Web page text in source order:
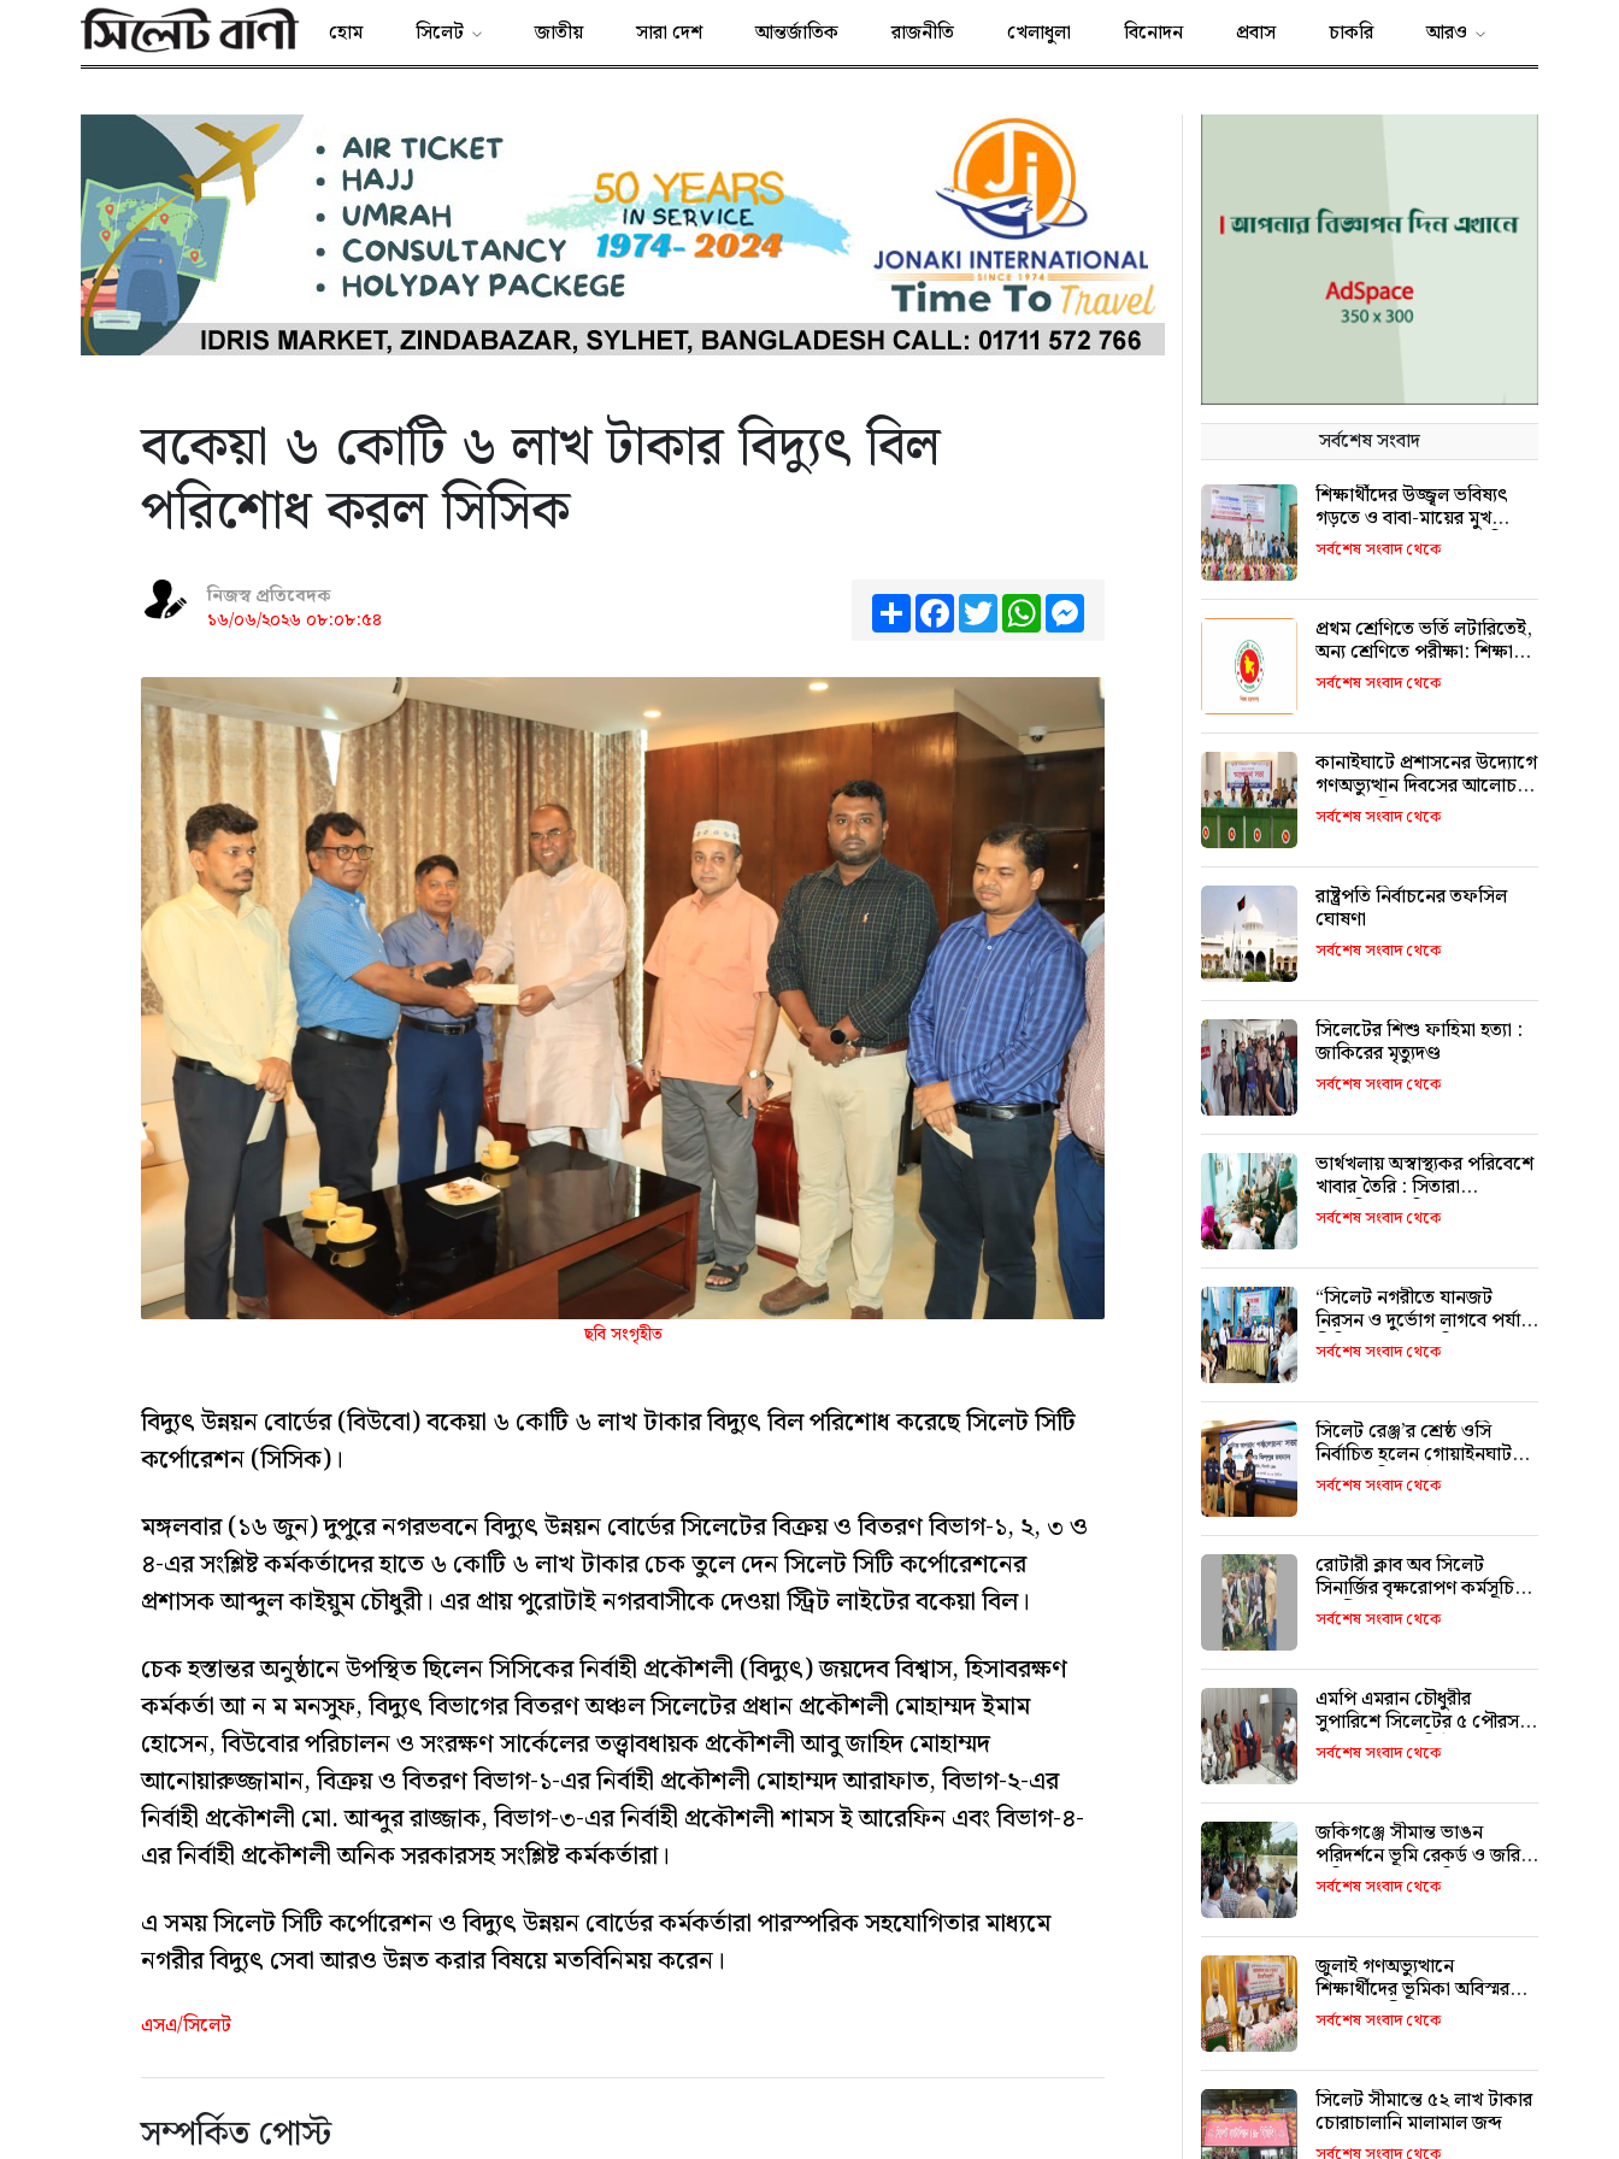
হোম সিলেট জাতীয় সারা দেশ আন্তর্জাতিক রাজনীতি খেলাধুলা বিনোদন প্রবাস চাকরি আরও
বকেয়া ৬ কোটি ৬ লাখ টাকার বিদ্যুৎ বিল
পরিশোধ করল সিসিক
নিজস্ব প্রতিবেদক
১৬/০৬/২০২৬ ০৮:০৮:৫৪
ShareFacebook
TwitterWhatsApp
ছবি সংগৃহীত
বিদ্যুৎ উন্নয়ন বোর্ডের (বিউবো) বকেয়া ৬ কোটি ৬ লাখ টাকার বিদ্যুৎ বিল পরিশোধ করেছে সিলেট সিটি
কর্পোরেশন (সিসিক)।
মঙ্গলবার (১৬ জুন) দুপুরে নগরভবনে বিদ্যুৎ উন্নয়ন বোর্ডের সিলেটের বিক্রয় ও বিতরণ বিভাগ-১, ২, ৩ ও
৪-এর সংশ্লিষ্ট কর্মকর্তাদের হাতে ৬ কোটি ৬ লাখ টাকার চেক তুলে দেন সিলেট সিটি কর্পোরেশনের
প্রশাসক আব্দুল কাইয়ুম চৌধুরী। এর প্রায় পুরোটাই নগরবাসীকে দেওয়া স্ট্রিট লাইটের বকেয়া বিল।
চেক হস্তান্তর অনুষ্ঠানে উপস্থিত ছিলেন সিসিকের নির্বাহী প্রকৌশলী (বিদ্যুৎ) জয়দেব বিশ্বাস, হিসাবরক্ষণ
কর্মকর্তা আ ন ম মনসুফ, বিদ্যুৎ বিভাগের বিতরণ অঞ্চল সিলেটের প্রধান প্রকৌশলী মোহাম্মদ ইমাম
হোসেন, বিউবোর পরিচালন ও সংরক্ষণ সার্কেলের তত্ত্বাবধায়ক প্রকৌশলী আবু জাহিদ মোহাম্মদ
আনোয়ারুজ্জামান, বিক্রয় ও বিতরণ বিভাগ-১-এর নির্বাহী প্রকৌশলী মোহাম্মদ আরাফাত, বিভাগ-২-এর
নির্বাহী প্রকৌশলী মো. আব্দুর রাজ্জাক, বিভাগ-৩-এর নির্বাহী প্রকৌশলী শামস ই আরেফিন এবং বিভাগ-৪-
এর নির্বাহী প্রকৌশলী অনিক সরকারসহ সংশ্লিষ্ট কর্মকর্তারা।
এ সময় সিলেট সিটি কর্পোরেশন ও বিদ্যুৎ উন্নয়ন বোর্ডের কর্মকর্তারা পারস্পরিক সহযোগিতার মাধ্যমে
নগরীর বিদ্যুৎ সেবা আরও উন্নত করার বিষয়ে মতবিনিময় করেন।
এসএ/সিলেট
সম্পর্কিত পোস্ট
সর্বশেষ সংবাদ
শিক্ষার্থীদের উজ্জ্বল ভবিষ্যৎ
গড়তে ও বাবা-মায়ের মুখ
উজ্জ্বল করতে কার্যকর ভূমিকা
রাখবে : কয়েস লোদী
সর্বশেষ সংবাদ থেকে
প্রথম শ্রেণিতে ভর্তি লটারিতেই,
অন্য শ্রেণিতে পরীক্ষা: শিক্ষা
মন্ত্রণালয়
সর্বশেষ সংবাদ থেকে
কানাইঘাটে প্রশাসনের উদ্যোগে
গণঅভ্যুত্থান দিবসের আলোচনা
সভা অনুষ্ঠিত
সর্বশেষ সংবাদ থেকে
রাষ্ট্রপতি নির্বাচনের তফসিল
ঘোষণা
সর্বশেষ সংবাদ থেকে
সিলেটের শিশু ফাহিমা হত্যা :
জাকিরের মৃত্যুদণ্ড
সর্বশেষ সংবাদ থেকে
ভার্থখলায় অস্বাস্থ্যকর পরিবেশে
খাবার তৈরি : সিতারা
বেকারিকে জরিমানা
সর্বশেষ সংবাদ থেকে
“সিলেট নগরীতে যানজট
নিরসন ও দুর্ভোগ লাগবে পর্যাপ্ত
সিটি বাস চালুর দাবি”
সর্বশেষ সংবাদ থেকে
সিলেট রেঞ্জ’র শ্রেষ্ঠ ওসি
নির্বাচিত হলেন গোয়াইনঘাট
থানার অফিসার ইনচার্জ ওমর
ফারুক মোড়ল
সর্বশেষ সংবাদ থেকে
রোটারী ক্লাব অব সিলেট
সিনার্জির বৃক্ষরোপণ কর্মসূচি
অনুষ্ঠিত
সর্বশেষ সংবাদ থেকে
এমপি এমরান চৌধুরীর
সুপারিশে সিলেটের ৫ পৌরসভা
পাচ্ছে ৫ শ কোটি টাকা
সর্বশেষ সংবাদ থেকে
জকিগঞ্জে সীমান্ত ভাঙন
পরিদর্শনে ভূমি রেকর্ড ও জরিপ
অধিদপ্তরের মহাপরিচালক
সর্বশেষ সংবাদ থেকে
জুলাই গণঅভ্যুত্থানে
শিক্ষার্থীদের ভূমিকা অবিস্মরণীয়
: এম এ মালিক
সর্বশেষ সংবাদ থেকে
সিলেট সীমান্তে ৫২ লাখ টাকার
চোরাচালানি মালামাল জব্দ